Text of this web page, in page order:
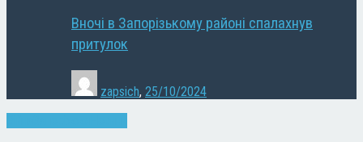
Вночі в Запорізькому районі спалахнув
притулок
zapsich, 25/10/2024